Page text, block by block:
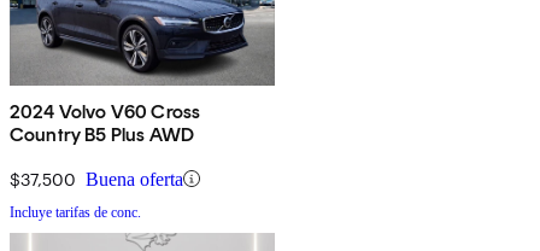
2024 Volvo V60 Cross
Country B5 Plus AWD
$37,500 Buena oferta
Incluye tarifas de conc.